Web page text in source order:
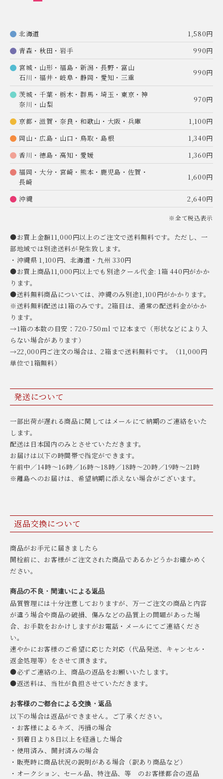
北海道
1,580円
青森・秋田・岩手
990円
宮城・山形・福島・新潟・長野・富山
石川・福井・岐阜・静岡・愛知・三重
990円
茨城・千葉・栃木・群馬・埼玉・東京・神
奈川・山梨
970円
京都・滋賀・奈良・和歌山・大阪・兵庫
1,100円
岡山・広島・山口・鳥取・島根
1,340円
香川・徳島・高知・愛媛
1,360円
福岡・大分・宮崎・熊本・鹿児島・佐賀・
長崎
1,600円
沖縄 2,640円
※全て税込表示
●お買上金額11,000円以上のご注文で送料無料です。ただし、一
部地域では別途送料が発生致します。
・沖縄県 1,100円、北海道・九州 330円
●お買上商品11,000円以上でも別途クール代金: 1箱 440円がかか
ります。
●送料無料商品については、沖縄のみ別途1,100円がかかります。
※送料無料配送は1箱のみです。2箱目は、通常の配送料金がかか
ります。
→1箱の本数の目安：720-750ml で12本まで（形状などにより入
らない場合があります）
→22,000円ご注文の場合は、2箱まで送料無料です。（11,000円
単位で1箱無料）
発送について
一部出荷が遅れる商品に関してはメールにて納期のご連絡をいた
します。
配送は日本国内のみとさせていただきます。
お届けは以下の時間帯で指定ができます。
午前中／14時〜16時／16時〜18時／18時〜20時／19時〜21時
※離島へのお届けは、希望納期に添えない場合がございます。
返品交換について
商品がお手元に届きましたら
開栓前に、お客様がご注文された商品であるかどうかお確かめく
ださい。
商品の不良・間違いによる返品
品質管理には十分注意しておりますが、万一ご注文の商品と内容
が違う場合や商品の破損、傷みなどの品質上の問題があった場
合、お手数をおかけしますがお電話・メールにてご連絡くださ
い。
速やかにお客様のご希望に応じた対応（代品発送、キャンセル・
返金処理等）をさせて頂きます。
●必ずご連絡の上、商品の返品をお願いいたします。
●返送料は、当社が負担させていただきます。
お客様のご都合による交換・返品
以下の場合は返品ができません。ご了承ください。
・お客様によるキズ、汚損の場合
・到着日より8日以上を経過した場合
・使用済み、開封済みの場合
・販売時に商品状況の説明がある場合（訳あり商品など）
・オークション、セール品、特注品、等 のお客様都合の返品